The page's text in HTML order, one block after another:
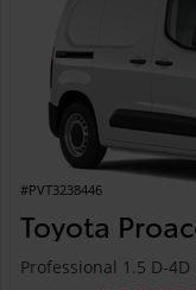
#PVT3238446
Toyota
Professional 1.5 D-